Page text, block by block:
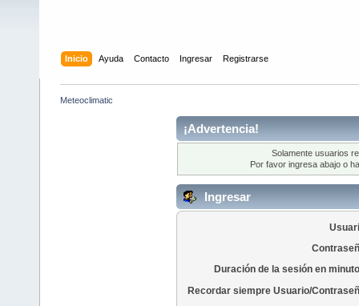
Inicio Ayuda Contacto Ingresar Registrarse
Meteoclimatic
¡Advertencia!
Solamente usuarios
Por favor ingresa abajo o
Ingresar
Duración de la sesión en
Recordar siempre Usuario/